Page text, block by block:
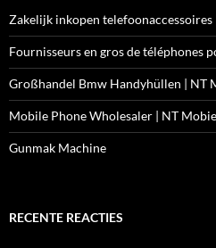
Zakelijk inkopen
Fournisseurs en gros de téléphones
Großhandel Bmw Handyhüllen | NT
Mobile Phone Wholesaler | NT
Gunmak Machine
RECENTE REACTIES